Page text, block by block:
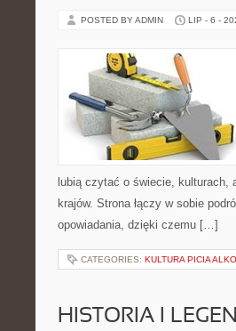
POSTED BY ADMIN LIP - 6 -
lubią czytać o świecie,
krajów. Strona łączy w sobie
opowiadania, dzięki czemu […]
CATEGORIES: KULTURA PICIA
HISTORIA I